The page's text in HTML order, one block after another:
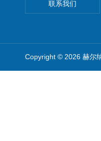
联系我们
Copyright © 2026 赫尔